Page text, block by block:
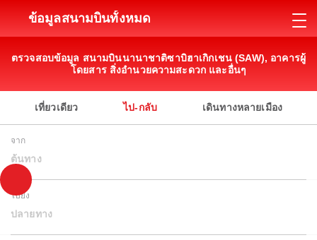
ข้อมูลสนามบินทั้งหมด
ตรวจสอบข้อมูล สนามบินนานาชาติซาบิฮาเกิกเชน (SAW), อาคารผู้
โดยสาร สิ่งอำนวยความสะดวก และอื่นๆ
เที่ยวเดียว ไป-กลับ เดินทางหลายเมือง
จาก
ต้นทาง
ไปยัง
ปลายทาง